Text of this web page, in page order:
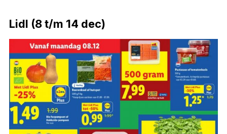
Lidl (8 t/m 14 dec)